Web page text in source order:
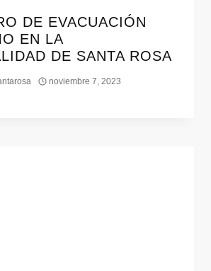
DE EVACUACIÓN
EN LA
DE SANTA ROSA
noviembre 7, 2023